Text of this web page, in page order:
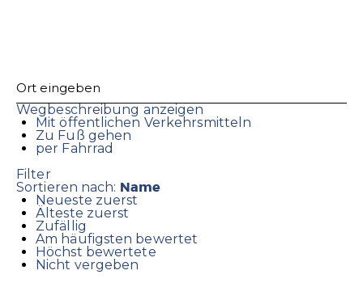
Wegbeschreibung anzeigen
Mit öffentlichen Verkehrsmitteln
Zu Fuß gehen
per Fahrrad
Filter
Sortieren nach: Name
Neueste zuerst
Älteste zuerst
Zufällig
Am häufigsten bewertet
Höchst bewertete
Nicht vergeben